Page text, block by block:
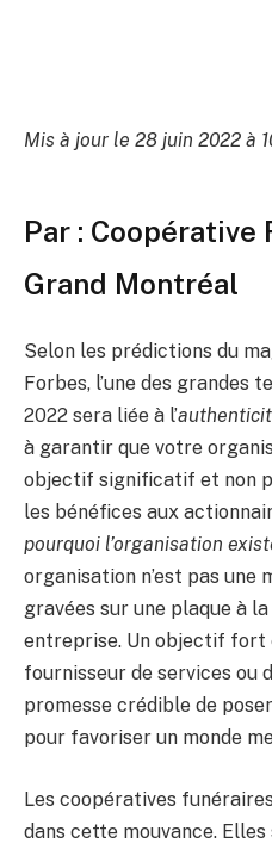
Mis à jour le 28 juin 2022 à
Par : Coopérative
Grand Montréal
Selon les prédictions du
Forbes, l’une des grandes
2022 sera liée à l’
à garantir que votre
objectif significatif et non
les bénéfices aux
pourquoi l’organisation
organisation n’est pas une
gravées sur une plaque à
entreprise. Un objectif fort
fournisseur de services ou
promesse crédible de
pour favoriser un monde
Les coopératives
dans cette mouvance.